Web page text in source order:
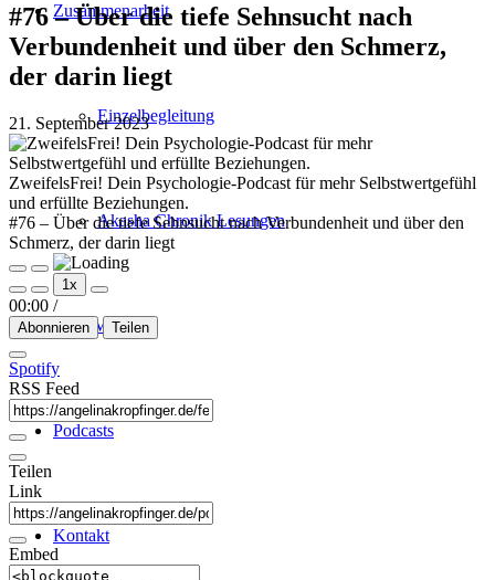
Zusammenarbeit
Einzelbegleitung
Akasha Chronik Lesungen
Über Mich
Podcasts
Kontakt
#76 – Über die tiefe Sehnsucht nach
Verbundenheit und über den Schmerz,
der darin liegt
21. September 2023
ZweifelsFrei! Dein Psychologie-Podcast für mehr Selbstwertgefühl
und erfüllte Beziehungen.
#76 – Über die tiefe Sehnsucht nach Verbundenheit und über den
Schmerz, der darin liegt
Play
Episode
Pause
Episode
1x
00:00 /
Abonnieren Teilen
Spotify
RSS Feed
Teilen
Link
Embed